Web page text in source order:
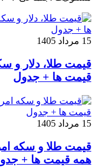
15 مرداد 1405
قیمت ها + جدول
15 مرداد 1405
همه قیمت ها +